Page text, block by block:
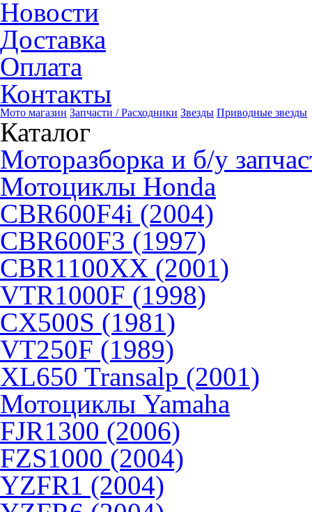
Новости
Доставка
Оплата
Контакты
Мото магазин Запчасти / Расходники Звезды Приводные звезды
Каталог
Моторазборка и б/у
Мотоциклы Honda
CBR600F4i (2004)
CBR600F3 (1997)
CBR1100XX (2001)
VTR1000F (1998)
CX500S (1981)
VT250F (1989)
XL650 Transalp (2001)
Мотоциклы Yamaha
FJR1300 (2006)
FZS1000 (2004)
YZFR1 (2004)